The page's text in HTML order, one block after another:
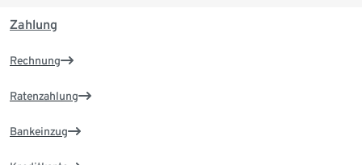
Zahlung
Rechnung
Ratenzahlung
Bankeinzug